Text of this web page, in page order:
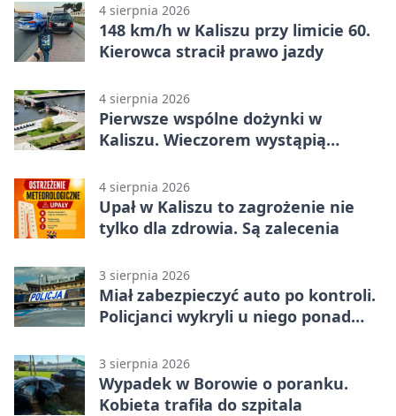
4 sierpnia 2026
148 km/h w Kaliszu przy limicie 60.
Kierowca stracił prawo jazdy
4 sierpnia 2026
Pierwsze wspólne dożynki w
Kaliszu. Wieczorem wystąpią
4 sierpnia 2026
Upał w Kaliszu to zagrożenie nie
tylko dla zdrowia. Są zalecenia
3 sierpnia 2026
Miał zabezpieczyć auto po kontroli.
Policjanci wykryli u niego ponad
3 sierpnia 2026
Wypadek w Borowie o poranku.
Kobieta trafiła do szpitala